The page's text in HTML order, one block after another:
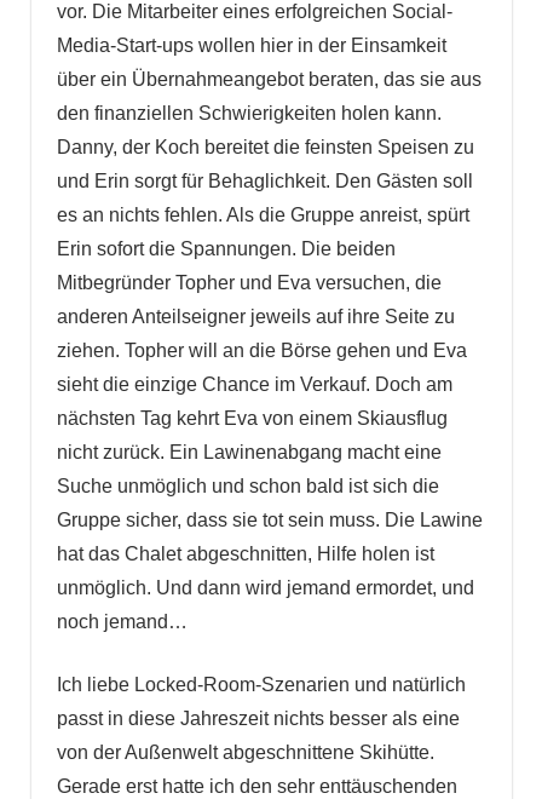
vor. Die Mitarbeiter eines erfolgreichen Social-
Media-Start-ups wollen hier in der Einsamkeit
über ein Übernahmeangebot beraten, das sie aus
den finanziellen Schwierigkeiten holen kann.
Danny, der Koch bereitet die feinsten Speisen zu
und Erin sorgt für Behaglichkeit. Den Gästen soll
es an nichts fehlen. Als die Gruppe anreist, spürt
Erin sofort die Spannungen. Die beiden
Mitbegründer Topher und Eva versuchen, die
anderen Anteilseigner jeweils auf ihre Seite zu
ziehen. Topher will an die Börse gehen und Eva
sieht die einzige Chance im Verkauf. Doch am
nächsten Tag kehrt Eva von einem Skiausflug
nicht zurück. Ein Lawinenabgang macht eine
Suche unmöglich und schon bald ist sich die
Gruppe sicher, dass sie tot sein muss. Die Lawine
hat das Chalet abgeschnitten, Hilfe holen ist
unmöglich. Und dann wird jemand ermordet, und
noch jemand…
Ich liebe Locked-Room-Szenarien und natürlich
passt in diese Jahreszeit nichts besser als eine
von der Außenwelt abgeschnittene Skihütte.
Gerade erst hatte ich den sehr enttäuschenden